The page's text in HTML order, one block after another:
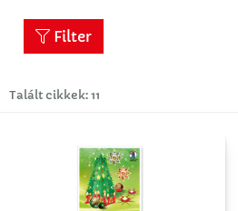
Talált cikkek: 11
Filter